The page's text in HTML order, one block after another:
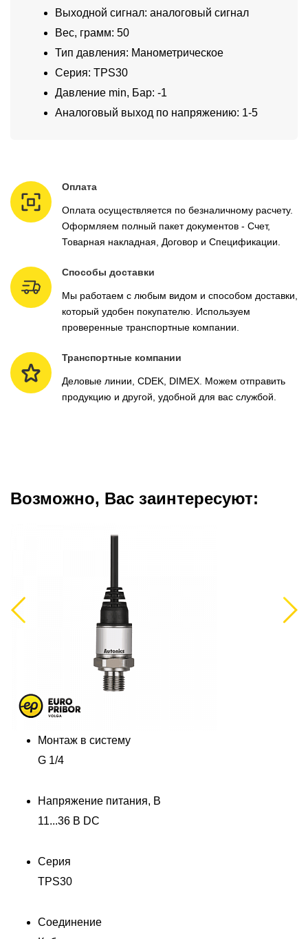
Выходной сигнал: аналоговый сигнал
Вес, грамм: 50
Тип давления: Манометрическое
Серия: TPS30
Давление min, Бар: -1
Аналоговый выход по напряжению: 1-5
Оплата
Оплата осуществляется по безналичному расчету.
Оформляем полный пакет документов - Счет,
Товарная накладная, Договор и Спецификации.
Способы доставки
Мы работаем с любым видом и способом доставки,
который удобен покупателю. Используем
проверенные транспортные компании.
Транспортные компании
Деловые линии, CDEK, DIMEX. Можем отправить
продукцию и другой, удобной для вас службой.
Возможно, Вас заинтересуют:
Previous
Монтаж в систему
G 1/4
Напряжение питания, В
11...36 В DC
Серия
TPS30
Соединение
Next